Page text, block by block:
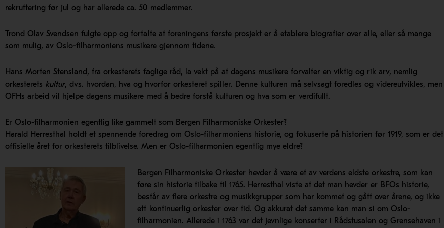
rekruttering før jul og har allerede ca. 50 medlemmer.
Trond Olav Svendsen fulgte opp og fortalte at foreningens første prosjekt er å etablere biografier over alle, eller så mange
som mulig, av Oslo-filharmoniens musikere gjennom tidene.
Hans Morten Stensland, fra orkesterets faglige råd, la vekt på at dagens musikere forvalter en viktig og rik arv, nemlig
orkesterets kultur, dvs. hvordan, hva og hvorfor orkesteret spiller. Denne kulturen må selvsagt foredles og videreutvikles, men
OFHs arbeid vil hjelpe dagens musikere med å bedre forstå kulturen og hva som er verdifullt.
Er Oslo-filharmonien egentlig like gammelt som Bergen Filharmoniske Orkester?
Harald Herresthal holdt et spennende foredrag om Oslo-filharmoniens historie, og fokuserte på historien før 1919, som er det
offisielle året for orkesterets tilblivelse. Men er Oslo-filharmonien egentlig mye eldre?
Bergen Filharmoniske Orkester hevder å være et av verdens eldste orkestre, som kan
føre sin historie tilbake til 1765. Herresthal viste at det man hevder er BFOs historie,
består av flere orkestre og musikkgrupper som har kommet og gått over årene, og ikke
ett kontinuerlig orkester over tid. Og akkurat det samme kan man si om Oslo-
filharmonien. Allerede i 1763 var det jevnlige konserter i Rådstusalen og Grensehaven i